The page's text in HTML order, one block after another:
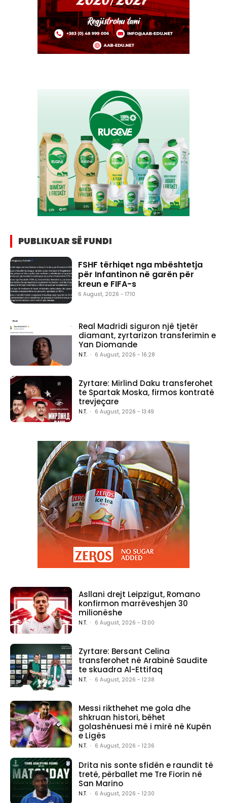
PUBLIKUAR SË FUNDI
FSHF tërhiqet nga mbështetja
për Infantinon në garën për
kreun e FIFA-s
6 August, 2026 - 17:10
Real Madridi siguron një tjetër
diamant, zyrtarizon transferimin e
Yan Diomande
N.T. - 6 August, 2026 - 16:28
Zyrtare: Mirlind Daku transferohet
te Spartak Moska, firmos kontratë
trevjeçare
N.T. - 6 August, 2026 - 13:49
Asllani drejt Leipzigut, Romano
konfirmon marrëveshjen 30
milionëshe
N.T. - 6 August, 2026 - 13:00
Zyrtare: Bersant Celina
transferohet në Arabinë Saudite
te skuadra Al-Ettifaq
N.T. - 6 August, 2026 - 12:38
Messi rikthehet me gola dhe
shkruan histori, bëhet
golashënuesi më i mirë në Kupën
e Ligës
N.T. - 6 August, 2026 - 12:36
Drita nis sonte sfidën e raundit të
tretë, përballet me Tre Fiorin në
San Marino
N.T. - 6 August, 2026 - 12:30